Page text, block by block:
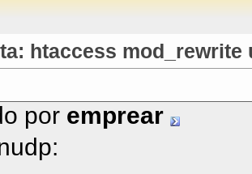
htaccess mod_rewrite
por emprear